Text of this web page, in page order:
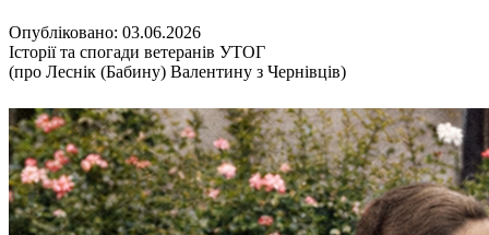
Працевлаштування
Про глухих
Постаті в УТОГ
Все про УТОГ: ваші права, послуги та підтримка:
Важлива інформація
Благодійні справи
Історія глухих
Коронавірус
Брифінги
Корисні інформаційні матеріали від Т. Ломакіної
Офіційна інформація
Опубліковано: 03.06.2026
Історії та спогади ветеранів УТОГ
(про Леснік (Бабину) Валентину з Чернівців)